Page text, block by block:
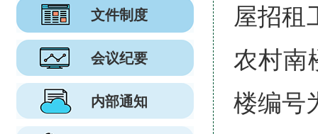
文件制度
会议纪要
内部通知
屋招租
农村南
楼编号